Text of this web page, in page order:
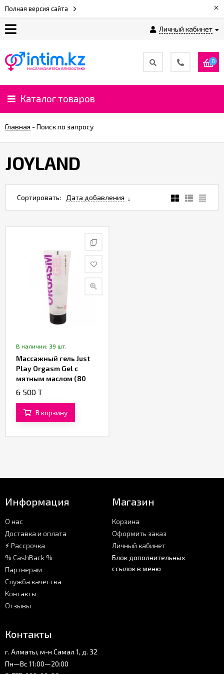
Полная версия сайта ×
Личный кабинет
нас
Доставка
и
0
Каталог товаров
Главная -Поиск по запросу
JOYLAND
Сортировать: Дата добавления
В наличии: 39 шт.
Массажный гель Just
Play Orgasm Gel с
мятным маслом (80
ML)
6 500 T
В корзину
Информация
О нас
Доставка и оплата
⚡ Рассрочка
% CashBack %
Партнерам
Служба качества
Контакты
Отзывы
Магазин
Корзина
Оформить заказ
Личный кабинет
Блок дополнительных
ссылок в меню
Контакты
г. Алматы, м-н Самал 1, д. 32
Пн—Вс 11:00—20:00